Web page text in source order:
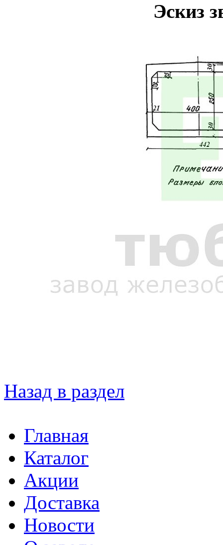
Эскиз
Назад в раздел
Главная
Каталог
Акции
Доставка
Новости